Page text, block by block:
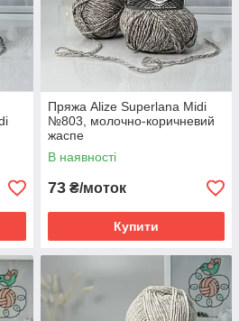
Пряжа Alize Superlana Midi
№803, молочно-коричневий
жаспе
В наявності
73 ₴/моток
Купити